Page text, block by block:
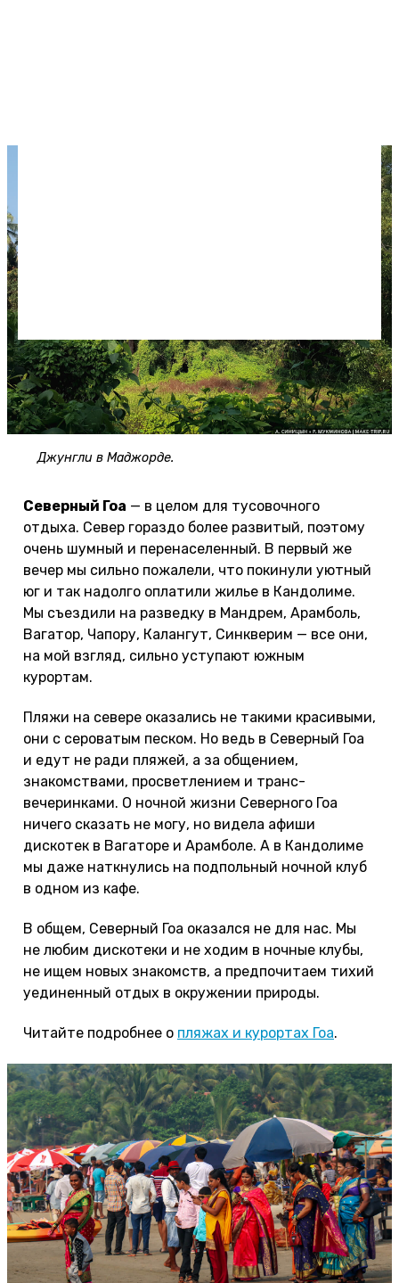
Джунгли в Маджорде.
Северный Гоа — в целом для тусовочного
отдыха. Север гораздо более развитый, поэтому
очень шумный и перенаселенный. В первый же
вечер мы сильно пожалели, что покинули уютный
юг и так надолго оплатили жилье в Кандолиме.
Мы съездили на разведку в Мандрем, Арамболь,
Вагатор, Чапору, Калангут, Синкверим — все они,
на мой взгляд, сильно уступают южным
курортам.
Пляжи на севере оказались не такими красивыми,
они с сероватым песком. Но ведь в Северный Гоа
и едут не ради пляжей, а за общением,
знакомствами, просветлением и транс-
вечеринками. О ночной жизни Северного Гоа
ничего сказать не могу, но видела афиши
дискотек в Вагаторе и Арамболе. А в Кандолиме
мы даже наткнулись на подпольный ночной клуб
в одном из кафе.
В общем, Северный Гоа оказался не для нас. Мы
не любим дискотеки и не ходим в ночные клубы,
не ищем новых знакомств, а предпочитаем тихий
уединенный отдых в окружении природы.
Читайте подробнее о пляжах и курортах Гоа.